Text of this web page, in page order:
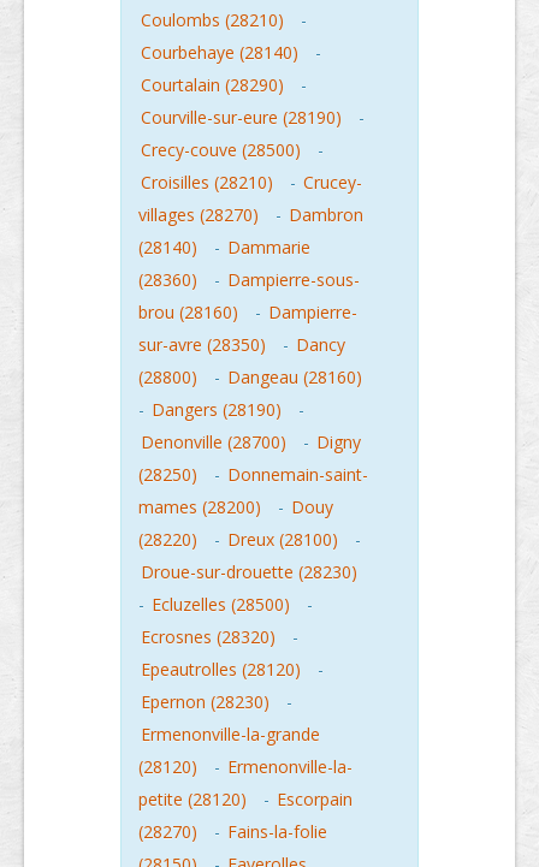
Coulombs (28210)
-
Courbehaye (28140)
-
Courtalain (28290)
-
Courville-sur-eure (28190)
-
Crecy-couve (28500)
-
Croisilles (28210)
- Crucey-
villages (28270)
- Dambron
(28140)
- Dammarie
(28360)
- Dampierre-sous-
brou (28160)
- Dampierre-
sur-avre (28350)
- Dancy
(28800)
- Dangeau (28160)
- Dangers (28190)
-
Denonville (28700)
- Digny
(28250)
- Donnemain-saint-
mames (28200)
- Douy
(28220)
- Dreux (28100)
-
Droue-sur-drouette (28230)
- Ecluzelles (28500)
-
Ecrosnes (28320)
-
Epeautrolles (28120)
-
Epernon (28230)
-
Ermenonville-la-grande
(28120)
- Ermenonville-la-
petite (28120)
- Escorpain
(28270)
- Fains-la-folie